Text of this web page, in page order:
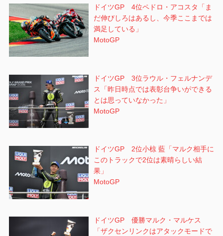
ドイツGP 4位ペドロ・アコスタ「ま
だ伸びしろはあるし、今季ここまでは
満足している」
MotoGP
ドイツGP 3位ラウル・フェルナンデ
ス「昨日時点では表彰台争いができる
とは思っていなかった」
MotoGP
ドイツGP 2位小椋 藍「マルク相手に
このトラックで2位は素晴らしい結
果」
MotoGP
ドイツGP 優勝マルク・マルケス
「ザクセンリンクはアタックモードで